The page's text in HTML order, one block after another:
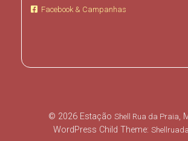
Facebook & Campanhas
© 2026 EstaçãoShell Rua da Praia,
WordPress Child Theme: